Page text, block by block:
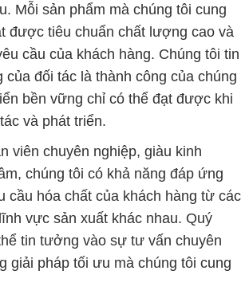
Mỗi sản phẩm mà chúng tôi cung
được tiêu chuẩn chất lượng cao và
cầu của khách hàng. Chúng tôi tin
của đối tác là thành công của chúng
bền vững chỉ có thể đạt được khi
và phát triển.
viên chuyên nghiệp, giàu kinh
chúng tôi có khả năng đáp ứng
cầu hóa chất của khách hàng từ các
vực sản xuất khác nhau. Quý
tin tưởng vào sự tư vấn chuyên
giải pháp tối ưu mà chúng tôi cung